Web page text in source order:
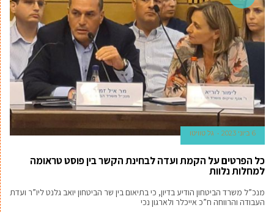
6 ביוני 2023 גל טוויטו
כל הפרטים על הקמת ועדה לבחינת הקשר בין פוסט טראומה
למחלות נלוות
מנכ”ל משרד הביטחון הודיע בדיון, כי בתיאום בין שר הביטחון יואב גלנט ליו”ר ועדת
העבודה והרווחה ח”כ אייכלר ולארגון נכי